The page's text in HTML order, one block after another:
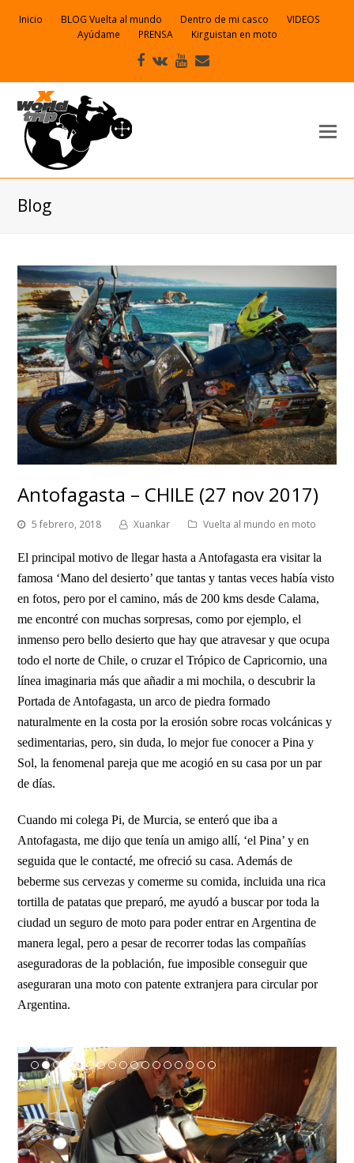
Inicio BLOG Vuelta al mundo Dentro de mi casco
VIDEOS
Ayúdame
PRENSA Kirguistan en moto
Facebook
VK Youtube
electrónico
Blog
Antofagasta – CHILE (27 nov 2017)
5 febrero, 2018 Xuankar Vuelta al mundo en moto
El principal motivo de llegar hasta a Antofagasta era visitar la
famosa ‘Mano del desierto’ que tantas y tantas veces había visto
en fotos, pero por el camino, más de 200 kms desde Calama,
me encontré con muchas sorpresas, como por ejemplo, el
inmenso pero bello desierto que hay que atravesar y que ocupa
todo el norte de Chile, o cruzar el Trópico de Capricornio, una
línea imaginaria más que añadir a mi mochila, o descubrir la
Portada de Antofagasta, un arco de piedra formado
naturalmente en la costa por la erosión sobre rocas volcánicas y
sedimentarias, pero, sin duda, lo mejor fue conocer a Pina y
Sol, la fenomenal pareja que me acogió en su casa por un par
de días.
Cuando mi colega Pi, de Murcia, se enteró que iba a
Antofagasta, me dijo que tenía un amigo allí, ‘el Pina’ y en
seguida que le contacté, me ofreció su casa. Además de
beberme sus cervezas y comerme su comida, incluida una rica
tortilla de patatas que preparó, me ayudó a buscar por toda la
ciudad un seguro de moto para poder entrar en Argentina de
manera legal, pero a pesar de recorrer todas las compañías
aseguradoras de la población, fue imposible conseguir que
aseguraran una moto con patente extranjera para circular por
Argentina.